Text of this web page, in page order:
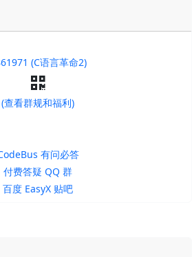
(C语言革命2)
(查看群规和福利)
有问必答
付费答疑 QQ 群
百度 EasyX 贴吧